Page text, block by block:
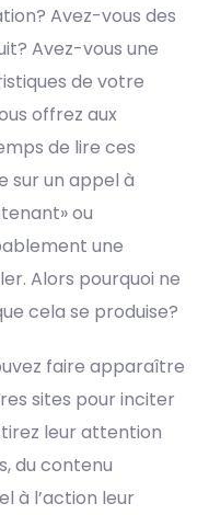
Avez-vous des
Avez-vous une
de votre
offrez aux
de lire ces
sur un appel à
ou
une
Alors pourquoi ne
cela se produise?
faire apparaître
sites pour inciter
leur attention
du contenu
à l’action leur